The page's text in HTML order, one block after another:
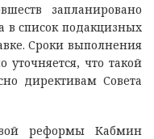
запланировано
в список подакцизных
Сроки выполнения
что такой
директивам Совета
реформы Кабмин